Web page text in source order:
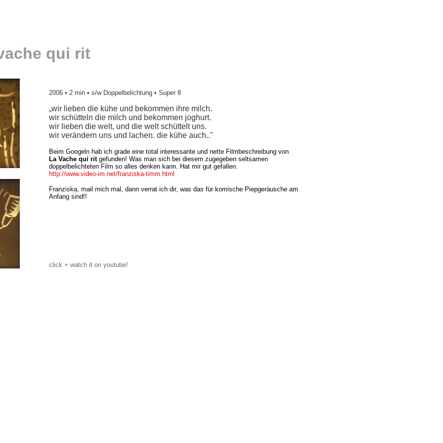
qui rit
2006 • 2 min • s/w Doppelbelichtung • Super 8
„wir lieben die kühe und bekommen ihre milch.
wir schütteln die milch und bekommen joghurt.
wir lieben die welt, und die welt schüttelt uns.
wir verändern uns und lachen. die kühe auch.."
Beim Googeln hab ich grade eine total interessante und nette Filmbeschreibung von
La Vache qui ritgefunden! Was man sich bei diesem zugegeben seltsamen
doppelbelichteten Film so alles denken kann. Hat mir gut gefallen.
http://www.video-im.net/franziska-timm.html
Franziska, mail mich mal, dann verrat ich dir, was das für komische Piepgeräusche am
Anfang sind!!
click + watch it on youtube!